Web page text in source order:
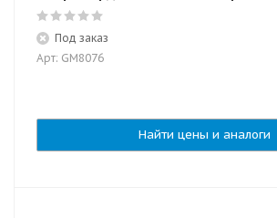
Под заказ
Арт: GM8076
Найти цены и аналоги